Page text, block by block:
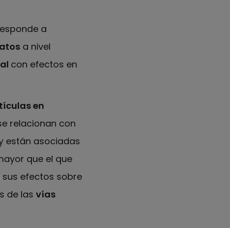
a
a nivel
con efectos en
en
relacionan con
están asociadas
que el que
efectos sobre
de las vías